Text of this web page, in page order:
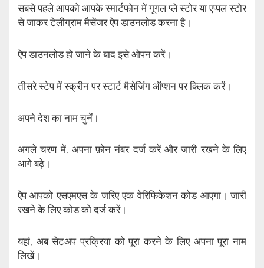
सबसे पहले आपको आपके स्मार्टफोन में गूगल प्ले स्टोर या एप्पल स्टोर
से जाकर टेलीग्राम मैसेंजर ऐप डाउनलोड करना है।
ऐप डाउनलोड हो जाने के बाद इसे ओपन करें।
तीसरे स्टेप में स्क्रीन पर स्टार्ट मैसेजिंग ऑप्शन पर क्लिक करें।
अपने देश का नाम चुनें।
अगले चरण में, अपना फ़ोन नंबर दर्ज करें और जारी रखने के लिए
आगे बढ़े।
ऐप आपको एसएमएस के जरिए एक वेरिफिकेशन कोड आएगा। जारी
रखने के लिए कोड को दर्ज करें।
यहां, अब सेटअप प्रक्रिया को पूरा करने के लिए अपना पूरा नाम
लिखें।